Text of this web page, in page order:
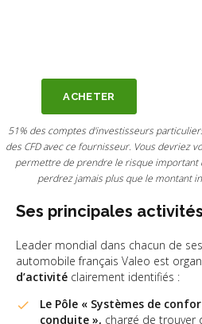
ACHETER
51% des comptes d'investisseurs
des CFD avec ce fournisseur. Vous devriez
permettre de prendre le risque important
perdrez jamais plus que le montant
Ses principales activités
Leader mondial dans chacun de
automobile français Valeo est
d’activité clairement identifiés :
Le Pôle « Systèmes de
conduite », chargé de